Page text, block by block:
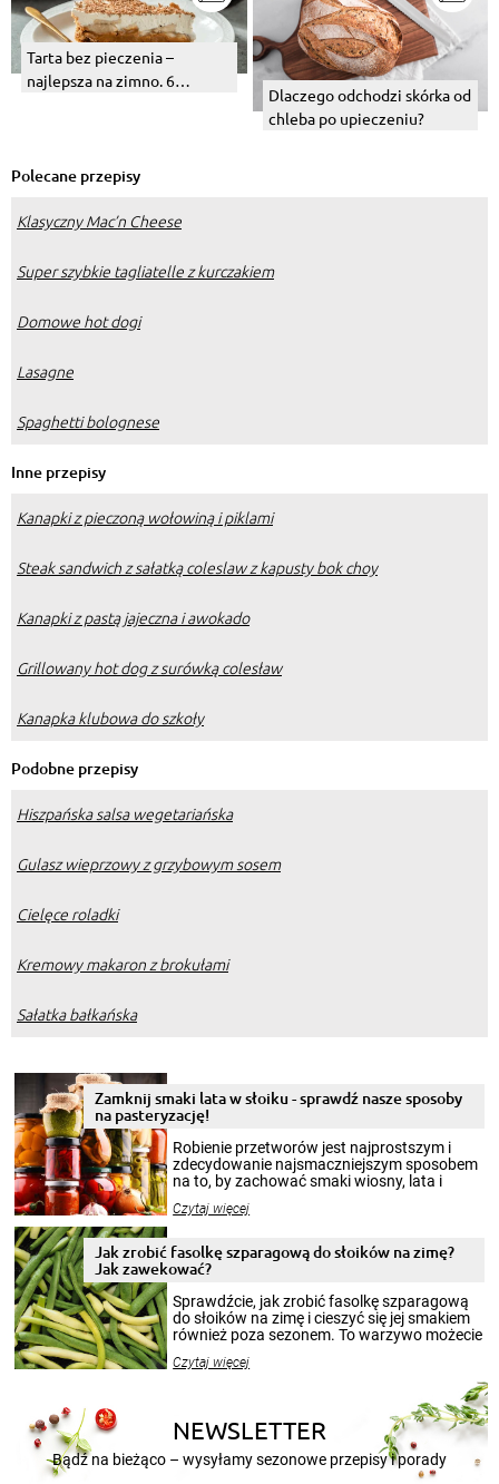
Tarta bez pieczenia –
najlepsza na zimno. 6
Dlaczego odchodzi skórka od
chleba po upieczeniu?
Polecane przepisy
Klasyczny Mac’n Cheese
Super szybkie tagliatelle z kurczakiem
Domowe hot dogi
Lasagne
Spaghetti bolognese
Inne przepisy
Kanapki z pieczoną wołowiną i piklami
Steak sandwich z sałatką coleslaw z kapusty bok choy
Kanapki z pastą jajeczna i awokado
Grillowany hot dog z surówką colesław
Kanapka klubowa do szkoły
Podobne przepisy
Hiszpańska salsa wegetariańska
Gulasz wieprzowy z grzybowym sosem
Cielęce roladki
Kremowy makaron z brokułami
Sałatka bałkańska
Zamknij smaki lata w słoiku - sprawdź nasze sposoby
na pasteryzację!
Robienie przetworów jest najprostszym i
zdecydowanie najsmaczniejszym sposobem
na to, by zachować smaki wiosny, lata i
krajobrazów, by cieszyć nimi oko w sezonie
pełni poczuć atmosferę cieplejszych
miesięcy. Przygotowanie słoików ze
smakowitą zawartością musi obejmować
patenty, które pozwolą zachować świeżość
przetworów.
Czytaj więcej
Jak zrobić fasolkę szparagową do słoików na zimę?
Jak zawekować?
Sprawdźcie, jak zrobić fasolkę szparagową
do słoików na zimę i cieszyć się jej smakiem
również poza sezonem. To warzywo możecie
nasze propozycje!
Czytaj więcej
NEWSLETTER
Bądź na bieżąco – wysyłamy sezonowe przepisy i porady